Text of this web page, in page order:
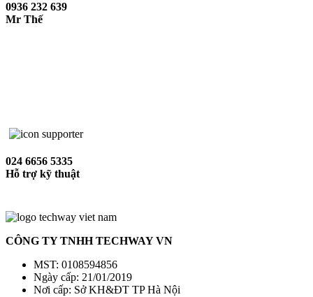
0936 232 639
Mr Thế
024 6656 5335
Hỗ trợ kỹ thuật
CÔNG TY TNHH TECHWAY VN
MST: 0108594856
Ngày cấp: 21/01/2019
Nơi cấp: Sở KH&ĐT TP Hà Nội